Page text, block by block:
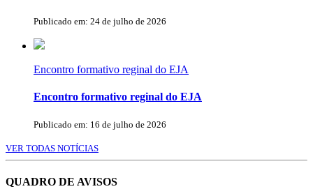
Publicado em: 24 de julho de 2026
Encontro formativo reginal do EJA
Encontro formativo reginal do EJA
Publicado em: 16 de julho de 2026
VER TODAS NOTÍCIAS
QUADRO DE AVISOS